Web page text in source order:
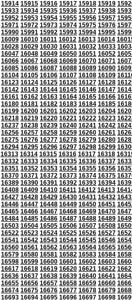
15914 15915 15916 15917 15918 15919
15933 15934 15935 15936 15937 15938
15952 15953 15954 15955 15956 15957
15971 15972 15973 15974 15975 15976
15990 15991 15992 15993 15994 15995
16009 16010 16011 16012 16013 16014
16028 16029 16030 16031 16032 16033
16047 16048 16049 16050 16051 16052
16066 16067 16068 16069 16070 16071
16085 16086 16087 16088 16089 16090
16104 16105 16106 16107 16108 16109
16123 16124 16125 16126 16127 16128
16142 16143 16144 16145 16146 16147
16161 16162 16163 16164 16165 16166
16180 16181 16182 16183 16184 16185
16199 16200 16201 16202 16203 16204
16218 16219 16220 16221 16222 16223
16237 16238 16239 16240 16241 16242
16256 16257 16258 16259 16260 16261
16275 16276 16277 16278 16279 16280
16294 16295 16296 16297 16298 16299
16313 16314 16315 16316 16317 16318
16332 16333 16334 16335 16336 16337
16351 16352 16353 16354 16355 16356
16370 16371 16372 16373 16374 16375
16389 16390 16391 16392 16393 16394
16408 16409 16410 16411 16412 16413
16427 16428 16429 16430 16431 16432
16446 16447 16448 16449 16450 16451
16465 16466 16467 16468 16469 16470
16484 16485 16486 16487 16488 16489
16503 16504 16505 16506 16507 16508
16522 16523 16524 16525 16526 16527
16541 16542 16543 16544 16545 16546
16560 16561 16562 16563 16564 16565
16579 16580 16581 16582 16583 16584
16598 16599 16600 16601 16602 16603
16617 16618 16619 16620 16621 16622
16636 16637 16638 16639 16640 16641
16655 16656 16657 16658 16659 16660
16674 16675 16676 16677 16678 16679
16693 16694 16695 16696 16697 16698